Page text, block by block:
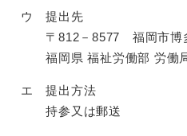
ウ 提出先
〒812－8577 福岡市博多
福岡県 福祉労働部 労働局
エ 提出方法
持参又は郵送